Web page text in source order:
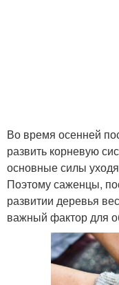
Во время осенней
развить корневую
основные силы
Поэтому саженцы,
развитии деревья
важный фактор для